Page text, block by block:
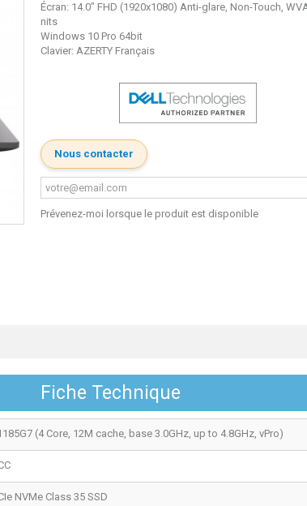
Écran: 14.0" FHD (1920x1080) Anti-glare, Non-Touch,
nits
Windows 10 Pro 64bit
Clavier: AZERTY Français
Nous contacter
Prévenez-moi lorsque le produit est disponible
Fiche Technique
(4 Core, 12M cache, base 3.0GHz, up to 4.8GHz, vPro)
NVMe Class 35 SSD